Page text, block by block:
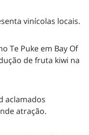
vinícolas locais.
Te Puke em Bay Of
de fruta kiwi na
aclamados
atração.